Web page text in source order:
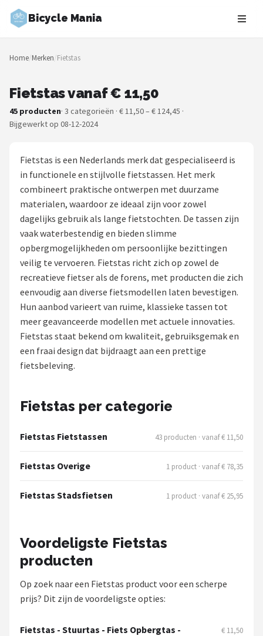
Bicycle Mania
Zoeken
NAVIGATIE
Merken
Fietsroutes
Kinderfietsen
Stadsfietsen
Elektrische fietsen
Shop
POPULAIRE MERKEN
Basil
ABUS
AXA
New Looxs
BBB Cycling
Voltano
Shimano
Home/Merken/Fietstas
Fietstas vanaf € 11,50
45 producten· 3 categorieën · € 11,50 – € 124,45 ·
Bijgewerkt op 08-12-2024
Fietstas is een Nederlands merk dat gespecialiseerd is
in functionele en stijlvolle fietstassen. Het merk
combineert praktische ontwerpen met duurzame
materialen, waardoor ze ideaal zijn voor zowel
dagelijks gebruik als lange fietstochten. De tassen zijn
vaak waterbestendig en bieden slimme
opbergmogelijkheden om persoonlijke bezittingen
veilig te vervoeren. Fietstas richt zich op zowel de
recreatieve fietser als de forens, met producten die zich
eenvoudig aan diverse fietsmodellen laten bevestigen.
Hun aanbod varieert van ruime, klassieke tassen tot
meer geavanceerde modellen met actuele innovaties.
Fietstas staat bekend om kwaliteit, gebruiksgemak en
een fraai design dat bijdraagt aan een prettige
fietsbeleving.
Fietstas per categorie
Fietstas Fietstassen 43 producten · vanaf € 11,50
Fietstas Overige 1 product · vanaf € 78,35
Fietstas Stadsfietsen 1 product · vanaf € 25,95
Voordeligste Fietstas
producten
Op zoek naar een Fietstas product voor een scherpe
prijs? Dit zijn de voordeligste opties:
Fietstas - Stuurtas - Fiets Opbergtas -
€ 11,50